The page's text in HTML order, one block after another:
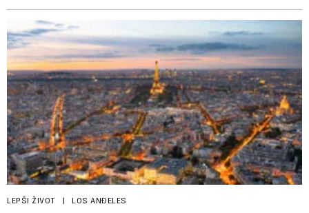
LEPŠI ŽIVOT LOS ANĐELES